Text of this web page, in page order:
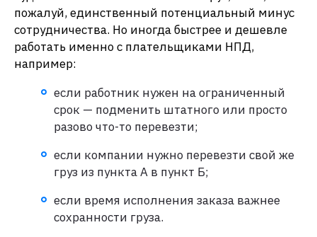
пожалуй, единственный потенциальный минус
сотрудничества. Но иногда быстрее и дешевле
работать именно с плательщиками НПД,
например:
если работник нужен на ограниченный
срок — подменить штатного или просто
разово что-то перевезти;
если компании нужно перевезти свой же
груз из пункта А в пункт Б;
если время исполнения заказа важнее
сохранности груза.